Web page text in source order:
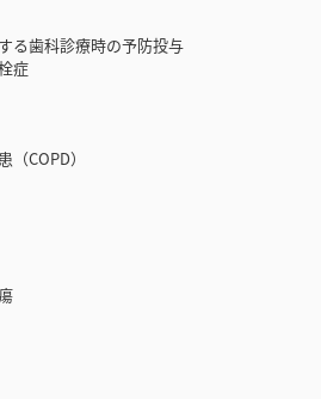
歯科診療時の予防投与
症
COPD）